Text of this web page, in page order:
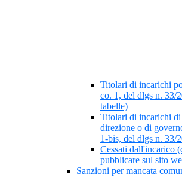
Titolari di incarichi
co. 1, del dlgs n. 33/
tabelle)
Titolari di incarichi
direzione o di
1-bis, del dlgs n. 33/
Cessati dall'incarico
pubblicare sul sito
Sanzioni per mancata